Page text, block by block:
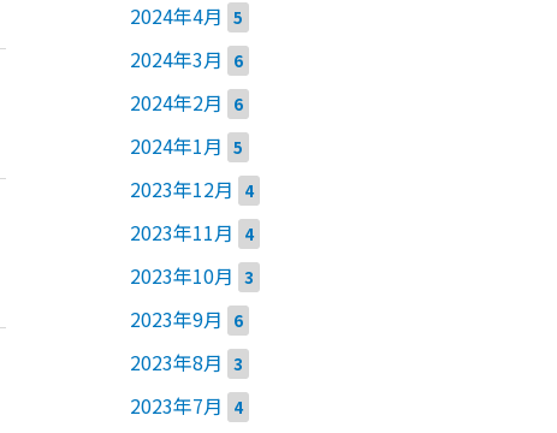
2024年4月 5
2024年3月 6
2024年2月 6
2024年1月 5
2023年12月 4
2023年11月 4
2023年10月 3
2023年9月 6
2023年8月 3
2023年7月 4